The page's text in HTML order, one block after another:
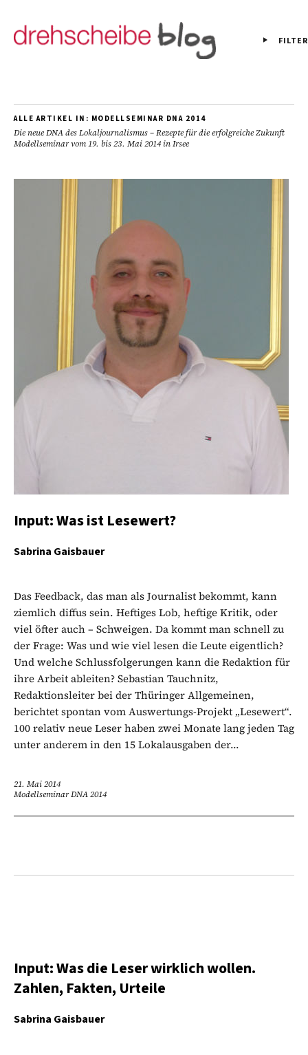
FILTER
ALLE ARTIKEL IN: MODELLSEMINAR DNA 2014
Die neue DNA des Lokaljournalismus – Rezepte für die erfolgreiche Zukunft
Modellseminar vom 19. bis 23. Mai 2014 in Irsee
Input: Was ist Lesewert?
Sabrina Gaisbauer
Das Feedback, das man als Journalist bekommt, kann
ziemlich diffus sein. Heftiges Lob, heftige Kritik, oder
viel öfter auch – Schweigen. Da kommt man schnell zu
der Frage: Was und wie viel lesen die Leute eigentlich?
Und welche Schlussfolgerungen kann die Redaktion für
ihre Arbeit ableiten? Sebastian Tauchnitz,
Redaktionsleiter bei der Thüringer Allgemeinen,
berichtet spontan vom Auswertungs-Projekt „Lesewert“.
100 relativ neue Leser haben zwei Monate lang jeden Tag
unter anderem in den 15 Lokalausgaben der...
21. Mai 2014
Modellseminar DNA 2014
Input: Was die Leser wirklich wollen.
Zahlen, Fakten, Urteile
Sabrina Gaisbauer